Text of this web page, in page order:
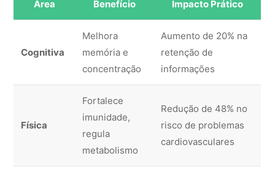
Área Benefício Impacto Prático
Cognitiva
Melhora
memória e
concentração
Aumento de 20% na
retenção de
informações
Física
Fortalece
imunidade,
regula
metabolismo
Redução de 48% no
risco de problemas
cardiovasculares